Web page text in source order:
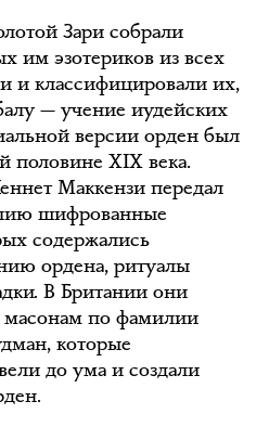
Зари собрали
им эзотериков из всех
и классифицировали их,
— учение иудейских
версии орден был
половине XIX века.
Маккензи передал
шифрованные
содержались
ордена, ритуалы
В Британии они
масонам по фамилии
которые
до ума и создали